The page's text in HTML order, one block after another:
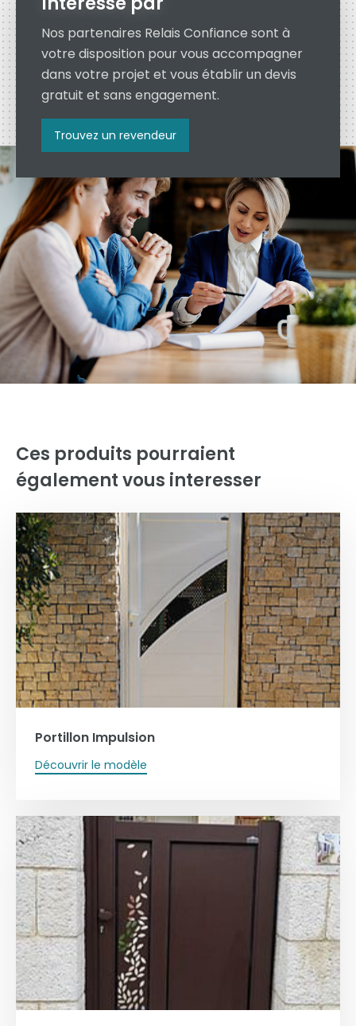
Nos partenaires Relais Confiance sont à
votre disposition pour vous accompagner
dans votre projet et vous établir un devis
gratuit et sans engagement.
Trouvez un revendeur
Ces produits pourraient
également vous interesser
Portillon Impulsion
Découvrir le modèle